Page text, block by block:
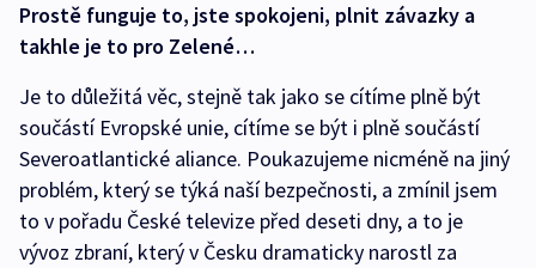
Prostě funguje to, jste spokojeni, plnit závazky a
takhle je to pro Zelené…
Je to důležitá věc, stejně tak jako se cítíme plně být
součástí Evropské unie, cítíme se být i plně součástí
Severoatlantické aliance. Poukazujeme nicméně na jiný
problém, který se týká naší bezpečnosti, a zmínil jsem
to v pořadu České televize před deseti dny, a to je
vývoz zbraní, který v Česku dramaticky narostl za